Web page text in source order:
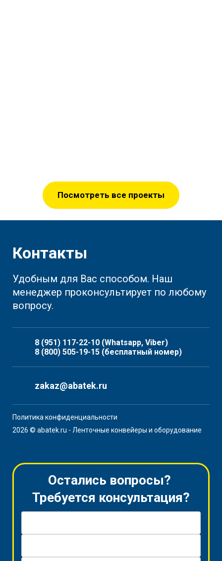
Посмотреть все проекты
Контакты
Удобным для Вас способом. Наш
менеджер проконсультирует по любому
вопросу.
8 (951) 117-22-10 (Whatsapp, Viber)
8 (800) 505-19-15 (бесплатный номер)
zakaz@abatek.ru
Политика конфиденциальности
2026 © abatek.ru - Ленточные конвейеры и оборудование
Остались вопросы?
Требуется консультация?